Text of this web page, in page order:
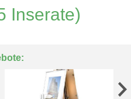
Inserate)